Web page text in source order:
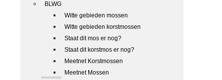
BLWG
Witte gebieden mossen
Witte gebieden korstmossen
Staat dit mos er nog?
Staat dit korstmos er nog?
Meetnet Korstmossen
Meetnet Mossen